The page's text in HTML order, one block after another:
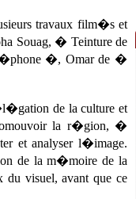
travaux film�s et
Souag, � Teinture de
�, Omar de �
de la culture et
la r�gion, �
et analyser l�image.
de la m�moire de la
du visuel, avant que ce